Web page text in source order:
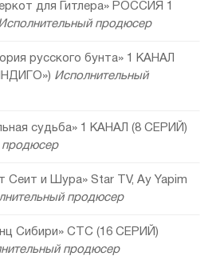
для Гитлера» РОССИЯ 1
продюсер
русского бунта» 1 КАНАЛ
Исполнительный
судьба» 1 КАНАЛ (8 СЕРИЙ)
продюсер
Сеит и Шура» Star TV, Ay Yapim
продюсер
Сибири» СТС (16 СЕРИЙ)
продюсер